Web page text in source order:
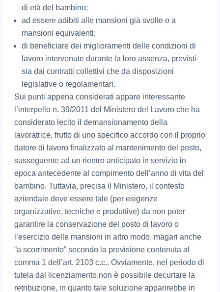
di età del bambino;
ad essere adibiti alle mansioni già svolte o a
mansioni equivalenti;
di beneficiare dei miglioramenti delle condizioni di
lavoro intervenute durante la loro assenza, previsti
sia dai contratti collettivi che da disposizioni
legislative o regolamentari.
Sui punti appena considerati appare interessante
l’interpello n. 39/2011 del Ministero del Lavoro che ha
considerato lecito il demansionamento della
lavoratrice, frutto di uno specifico accordo con il proprio
datore di lavoro finalizzato al mantenimento del posto,
susseguente ad un rientro anticipato in servizio in
epoca antecedente al compimento dell’anno di vita del
bambino. Tuttavia, precisa il Ministero, il contesto
aziendale deve essere tale (per esigenze
organizzative, tecniche e produttive) da non poter
garantire la conservazione del posto di lavoro o
l’esercizio delle mansioni in altro modo, magari anche
“a scorrimento” secondo la previsione contenuta al
comma 1 dell’art. 2103 c.c.. Ovviamente, nel periodo di
tutela dal licenziamento,non è possibile decurtare la
retribuzione, in quanto tale soluzione apparirebbe in